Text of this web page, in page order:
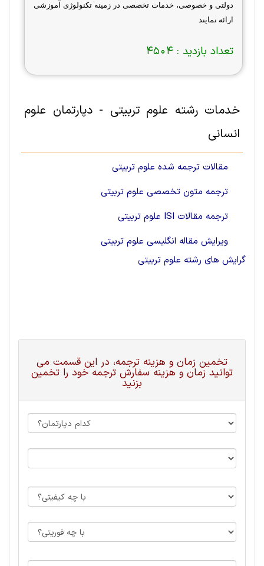
دولتی و خصوصی، خدمات تخصصی در زمینه تکنولوژی آموزشی
ارائه نمایند
تعداد بازدید : 4504
خدمات رشته علوم تربيتی - دپارتمان علوم
انسانی
مقالات ترجمه شده علوم تربیتی
ترجمه متون تخصصی علوم تربیتی
ترجمه مقالات ISI علوم تربیتی
ویرایش مقاله انگلیسی علوم تربیتی
گرایش های رشته علوم تربيتی
تخمین زمان و هزینه ترجمه، در این قسمت می
توانید زمان و هزینه سفارش ترجمه خود را تخمین
بزنید